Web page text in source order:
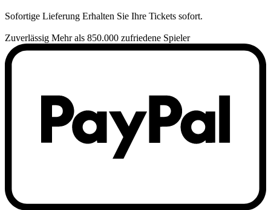
Sofortige Lieferung Erhalten Sie Ihre Tickets sofort.
Zuverlässig Mehr als 850.000 zufriedene Spieler